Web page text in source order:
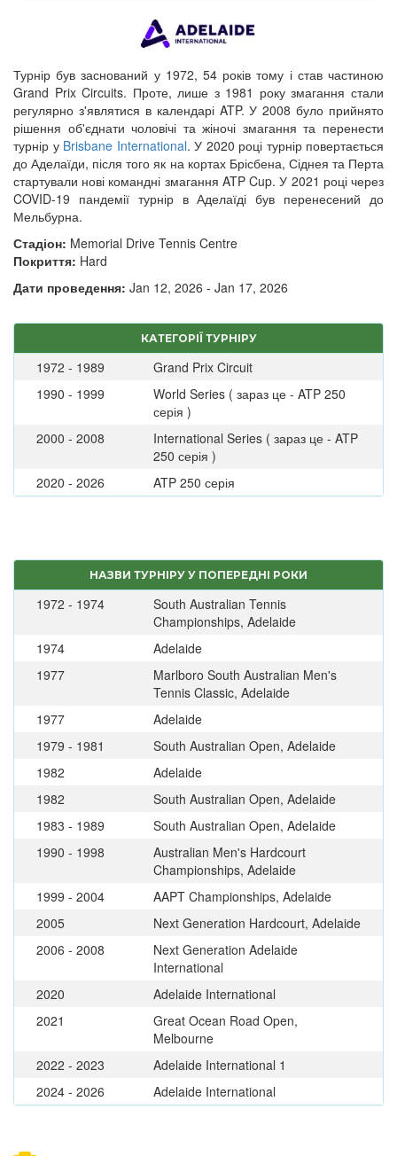
Турнір був заснований у 1972, 54 років тому і став частиною
Grand Prix Circuits. Проте, лише з 1981 року змагання стали
регулярно з'являтися в календарі ATP. У 2008 було прийнято
рішення об'єднати чоловічі та жіночі змагання та перенести
турнір у Brisbane International. У 2020 році турнір повертається
до Аделаїди, після того як на кортах Брісбена, Сіднея та Перта
стартували нові командні змагання ATP Cup. У 2021 році через
COVID-19 пандемії турнір в Аделаїді був перенесений до
Мельбурна.
Стадіон: Memorial Drive Tennis Centre
Покриття: Hard
Дати проведення: Jan 12, 2026 - Jan 17, 2026
КАТЕГОРІЇ ТУРНІРУ
1972 - 1989
Grand Prix Circuit
1990 - 1999
World Series ( зараз це - ATP 250
серія )
2000 - 2008
International Series ( зараз це - ATP
250 серія )
2020 - 2026
ATP 250 серія
НАЗВИ ТУРНІРУ У ПОПЕРЕДНІ РОКИ
1972 - 1974
South Australian Tennis
Championships, Adelaide
1974
Adelaide
1977
Marlboro South Australian Men's
Tennis Classic, Adelaide
1977
Adelaide
1979 - 1981
South Australian Open, Adelaide
1982
Adelaide
1982
South Australian Open, Adelaide
1983 - 1989
South Australian Open, Adelaide
1990 - 1998
Australian Men's Hardcourt
Championships, Adelaide
1999 - 2004
AAPT Championships, Adelaide
2005
Next Generation Hardcourt, Adelaide
2006 - 2008
Next Generation Adelaide
International
2020
Adelaide International
2021
Great Ocean Road Open,
Melbourne
2022 - 2023
Adelaide International 1
2024 - 2026
Adelaide International